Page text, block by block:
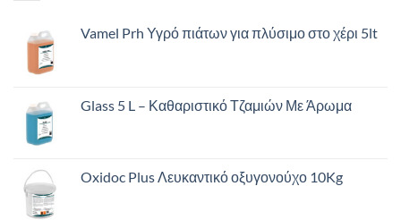
Vamel Prh Υγρό πιάτων για πλύσιμο στο χέρι 5lt
Glass 5 L – Καθαριστικό Τζαμιών Με Άρωμα
Oxidoc Plus Λευκαντικό οξυγονούχο 10Kg